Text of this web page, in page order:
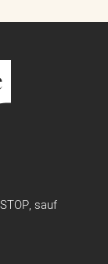
sauf